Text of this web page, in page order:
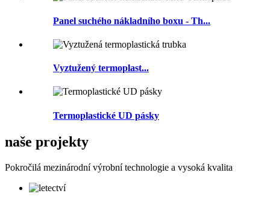
Panel suchého nákladního boxu - Th...
Vyztužený termoplast...
Termoplastické UD pásky
naše projekty
Pokročilá mezinárodní výrobní technologie a vysoká kvalita